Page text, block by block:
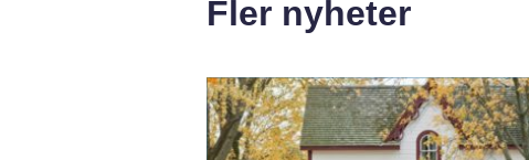
Fler nyheter